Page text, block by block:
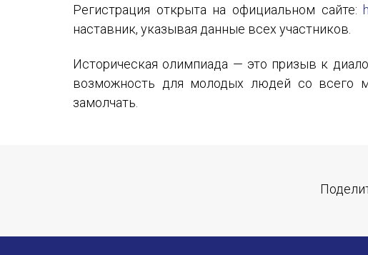
Регистрация открыта на официальном сайте:
наставник, указывая данные всех участников.
Историческая олимпиада — это призыв к
возможность для молодых людей со всего
замолчать.